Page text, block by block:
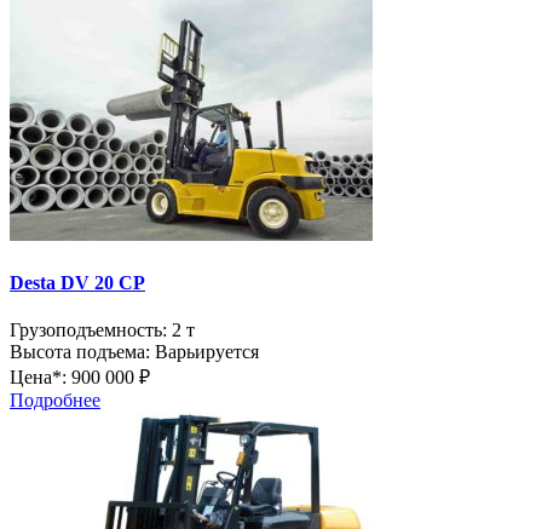
Desta DV 20 CP
Грузоподъемность: 2 т
Высота подъема: Варьируется
Цена*: 900 000 ₽
Подробнее